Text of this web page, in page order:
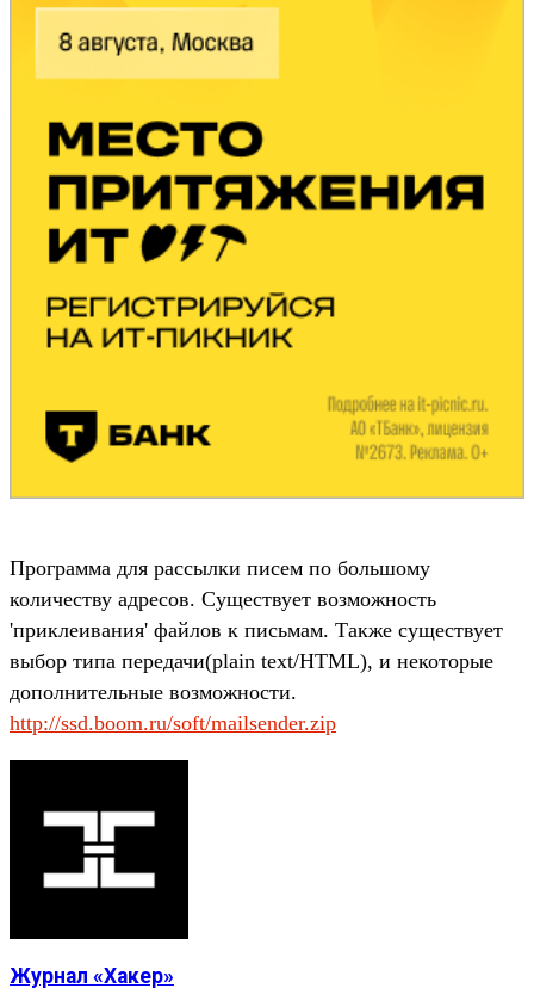
Программа для рассылки писем по большому
количеству адресов. Существует возможность
'приклеивания' файлов к письмам. Также существует
выбор типа передачи(plain text/HTML), и некоторые
дополнительные возможности.
http://ssd.boom.ru/soft/mailsender.zip
Журнал «Хакер»